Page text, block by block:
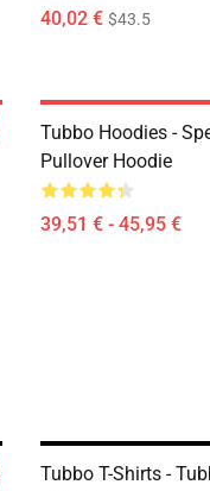
40,02 € $43.5
Tubbo Hoodies -
Pullover Hoodie
39,51 € - 45,95 €
Tubbo T-Shirts -